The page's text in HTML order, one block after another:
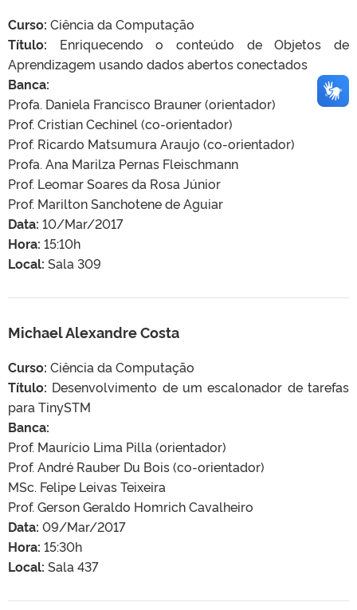
Curso: Ciência da Computação
Título: Enriquecendo o conteúdo de Objetos de
Aprendizagem usando dados abertos conectados
Banca:
Profa. Daniela Francisco Brauner (orientador)
Prof. Cristian Cechinel (co-orientador)
Prof. Ricardo Matsumura Araujo (co-orientador)
Profa. Ana Marilza Pernas Fleischmann
Prof. Leomar Soares da Rosa Júnior
Prof. Marilton Sanchotene de Aguiar
Data: 10/Mar/2017
Hora: 15:10h
Local: Sala 309
Michael Alexandre Costa
Curso: Ciência da Computação
Título: Desenvolvimento de um escalonador de tarefas
para TinySTM
Banca:
Prof. Maurício Lima Pilla (orientador)
Prof. André Rauber Du Bois (co-orientador)
MSc. Felipe Leivas Teixeira
Prof. Gerson Geraldo Homrich Cavalheiro
Data: 09/Mar/2017
Hora: 15:30h
Local: Sala 437